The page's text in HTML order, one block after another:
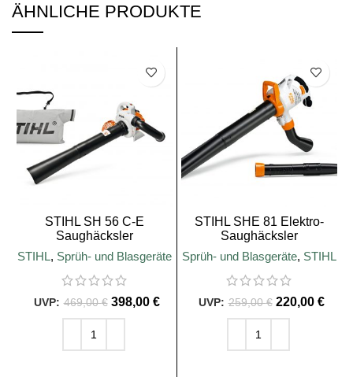
ÄHNLICHE PRODUKTE
STIHL SH 56 C-E
Saughäcksler
STIHL, Sprüh- und Blasgeräte
469,00€ 398,00 €
STIHL SHE 81 Elektro-
Saughäcksler
Sprüh- und Blasgeräte, STIHL
259,00€ 220,00 €